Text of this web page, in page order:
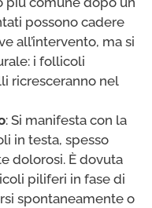
possono cadere
all’intervento, ma si
i follicoli
ricresceranno nel
: Si manifesta con la
in testa, spesso
dolorosi. È dovuta
piliferi in fase di
spontaneamente o